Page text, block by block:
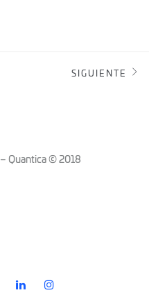
SIGUIENTE
– Quantica © 2018